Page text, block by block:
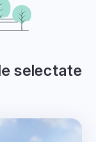
selectate